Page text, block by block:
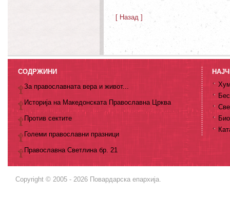
[ Назад ]
СОДРЖИНИ
За православната вера и живот...
Историја на Македонската Православна Црква
Против сектите
Големи православни празници
Православна Светлина бр. 21
Copyright © 2005 - 2026 Повардарска епархија.